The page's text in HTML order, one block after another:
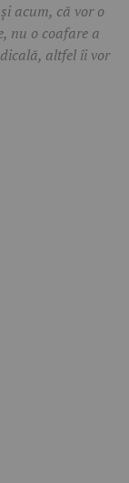
acum, că vor o
nu o coafare a
altfel îi vor